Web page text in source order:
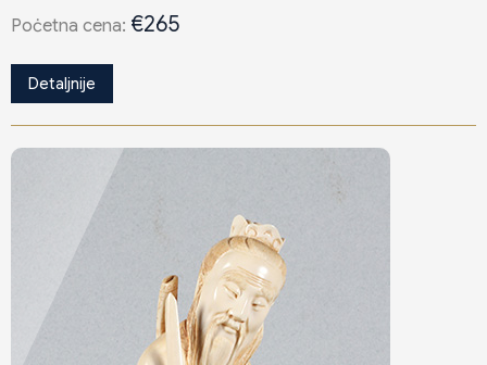
Poċetna cena: €265
Detaljnije